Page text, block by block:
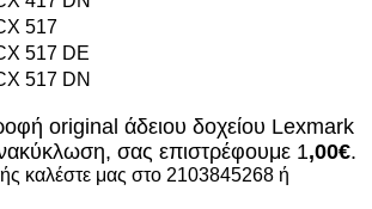
517
517 DE
517 DN
original άδειου δοχείου Lexmark
σας επιστρέφουμε 1,00€.
καλέστε μας στο 2103845268 ή